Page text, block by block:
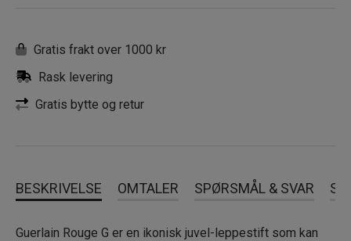
456 Le Rouge Corail – Velvet
12 Brown - Satin
Gratis frakt over 1000 kr
Rask levering
Gratis bytte og retur
BESKRIVELSE OMTALER SPØRSMÅL & SVAR
Guerlain Rouge G er en ikonisk juvel-leppestift som kan